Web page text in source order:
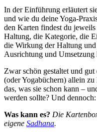
In der Einführung erläutert
und wie du deine Yoga-
den Karten findest du
Haltung, die Kategorie, die
die Wirkung der Haltung
Ausrichtung und Umsetzung
Zwar schön gestaltet und
(oder Yogabüchern) allein
das, was sie schon kann –
werden sollte? Und dennoch:
Was kann es? Die
eigene Sadhana.